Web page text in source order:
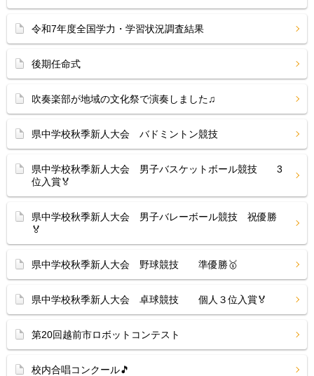
令和7年度全国学力・学習状況調査結果
後期任命式
吹奏楽部が地域の文化祭で演奏しました♫
県中学校秋季新人大会 バドミントン競技
県中学校秋季新人大会 男子バスケットボール競技 3
位入賞🏅
県中学校秋季新人大会 男子バレーボール競技 祝優勝
🏅
県中学校秋季新人大会 野球競技 準優勝🥇
県中学校秋季新人大会 卓球競技 個人３位入賞🏅
第20回越前市ロボットコンテスト
校内合唱コンクール🎵